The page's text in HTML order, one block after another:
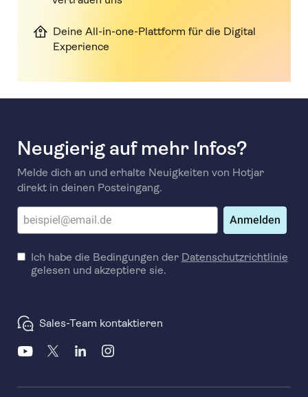
Deine All-in-one-Plattform für die Digital
Experience
Neugierig auf mehr Infos?
Melde dich an und erhalte Neuigkeiten von Hotjar
direkt in deinen Posteingang.
Anmelden
Ich habe die Bedingungen der Datenschutzrichtlinie
gelesen und akzeptiere sie.
Sales-Team kontaktieren